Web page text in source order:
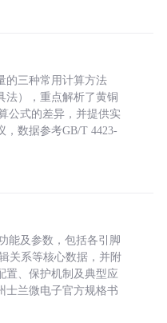
的三种常用计算方法
法），重点解析了黄铜
公式的差异，并提供实
，数据参考GB/T 4423-
能及参数，包括各引脚
关系等核心数据，并附
置、保护机制及典型应
士兰微电子官方规格书